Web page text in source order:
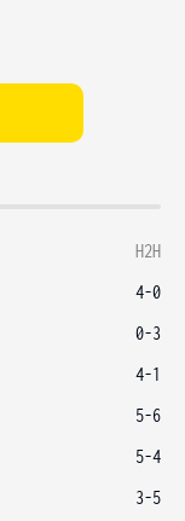
H2H
4-0
0-3
4-1
5-6
5-4
3-5